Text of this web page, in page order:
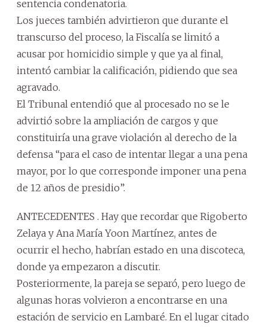
sentencia condenatoria.
Los jueces también advirtieron que durante el
transcurso del proceso, la Fiscalía se limitó a
acusar por homicidio simple y que ya al final,
intentó cambiar la calificación, pidiendo que sea
agravado.
El Tribunal entendió que al procesado no se le
advirtió sobre la ampliación de cargos y que
constituiría una grave violación al derecho de la
defensa “para el caso de intentar llegar a una pena
mayor, por lo que corresponde imponer una pena
de 12 años de presidio”.
ANTECEDENTES . Hay que recordar que Rigoberto
Zelaya y Ana María Yoon Martínez, antes de
ocurrir el hecho, habrían estado en una discoteca,
donde ya empezaron a discutir.
Posteriormente, la pareja se separó, pero luego de
algunas horas volvieron a encontrarse en una
estación de servicio en Lambaré. En el lugar citado